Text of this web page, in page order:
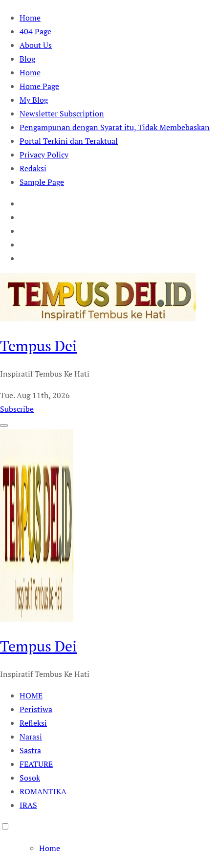
Skip
content
Home
404 Page
About Us
Blog
Home
Home Page
My Blog
Newsletter Subscription
Pengampunan dengan Syarat itu, Tidak Membebaskan
Portal Terkini dan Teraktual
Privacy Policy
Redaksi
Sample Page
Tempus Dei
Inspiratif Tembus Ke Hati
Tue. Aug 11th, 2026
Subscribe
Tempus Dei
Inspiratif Tembus Ke Hati
HOME
Peristiwa
Refleksi
Narasi
Sastra
FEATURE
Sosok
ROMANTIKA
IRAS
Home